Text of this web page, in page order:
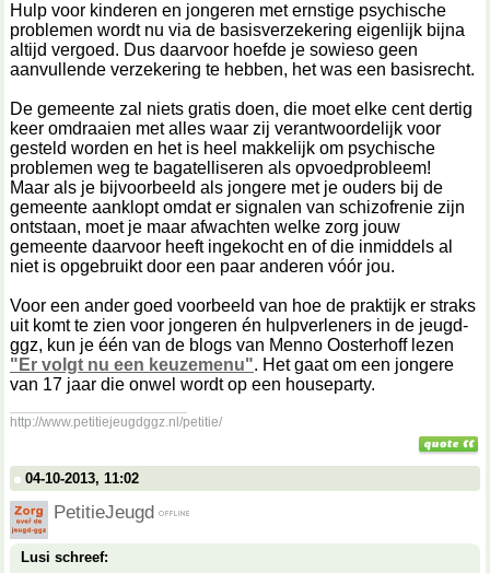
Hulp voor kinderen en jongeren met ernstige psychische
problemen wordt nu via de basisverzekering eigenlijk bijna
altijd vergoed. Dus daarvoor hoefde je sowieso geen
aanvullende verzekering te hebben, het was een basisrecht.
De gemeente zal niets gratis doen, die moet elke cent dertig
keer omdraaien met alles waar zij verantwoordelijk voor
gesteld worden en het is heel makkelijk om psychische
problemen weg te bagatelliseren als opvoedprobleem!
Maar als je bijvoorbeeld als jongere met je ouders bij de
gemeente aanklopt omdat er signalen van schizofrenie zijn
ontstaan, moet je maar afwachten welke zorg jouw
gemeente daarvoor heeft ingekocht en of die inmiddels al
niet is opgebruikt door een paar anderen vóór jou.
Voor een ander goed voorbeeld van hoe de praktijk er straks
uit komt te zien voor jongeren én hulpverleners in de jeugd-
ggz, kun je één van de blogs van Menno Oosterhoff lezen
"Er volgt nu een keuzemenu". Het gaat om een jongere
van 17 jaar die onwel wordt op een houseparty.
http://www.petitiejeugdggz.nl/petitie/
04-10-2013, 11:02
PetitieJeugd
Lusi schreef: